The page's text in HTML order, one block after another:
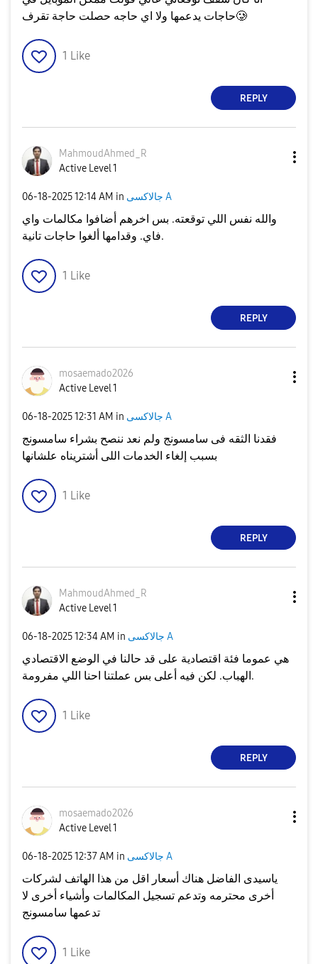
حاجات يدعمها ولا اي حاجه حصلت حاجة تقرف🥲
1 Like
REPLY
MahmoudAhmed_R
Active Level 1
‎06-18-202512:14 AM in جالاكسى A
والله نفس اللي توقعته. بس اخرهم أضافوا مكالمات واي
فاي. وقدامها ألغوا حاجات تانية.
1 Like
REPLY
mosaemado2026
Active Level 1
‎06-18-202512:31 AM in جالاكسى A
فقدنا الثقه فى سامسونج ولم نعد ننصح بشراء سامسونج
بسبب إلغاء الخدمات اللى أشتريناه علشانها
1 Like
REPLY
MahmoudAhmed_R
Active Level 1
‎06-18-202512:34 AM in جالاكسى A
هي عموما فئة اقتصادية على قد حالنا في الوضع الاقتصادي
الهباب. لكن فيه أعلى بس عملتنا احنا اللي مفرومة.
1 Like
REPLY
mosaemado2026
Active Level 1
‎06-18-202512:37 AM in جالاكسى A
ياسيدى الفاضل هناك أسعار اقل من هذا الهاتف لشركات
أخرى محترمه وتدعم تسجيل المكالمات وأشياء أخرى لا
تدعمها سامسونج
1 Like